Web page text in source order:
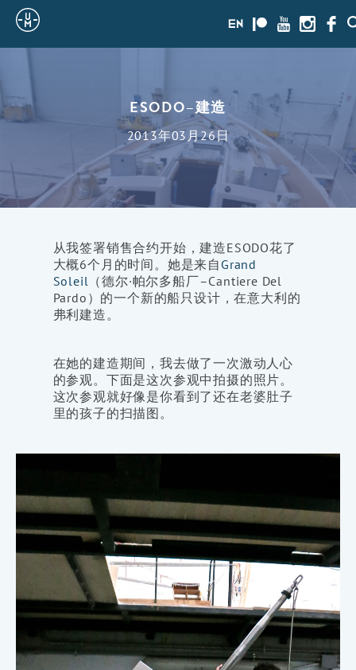
Sailing
Uncle
Moe
Instagram
Youtube
Patreon
en
ESODO–建造
2013年03月26日
从我签署销售合约开始，建造ESODO花了
大概6个月的时间。她是来自 Grand
Soleil （德尔·帕尔多船厂–Cantiere Del
Pardo）的一个新的船只设计，在意大利的
弗利建造。
在她的建造期间，我去做了一次激动人心
的参观。下面是这次参观中拍摄的照片。
这次参观就好像是你看到了还在老婆肚子
里的孩子的扫描图。